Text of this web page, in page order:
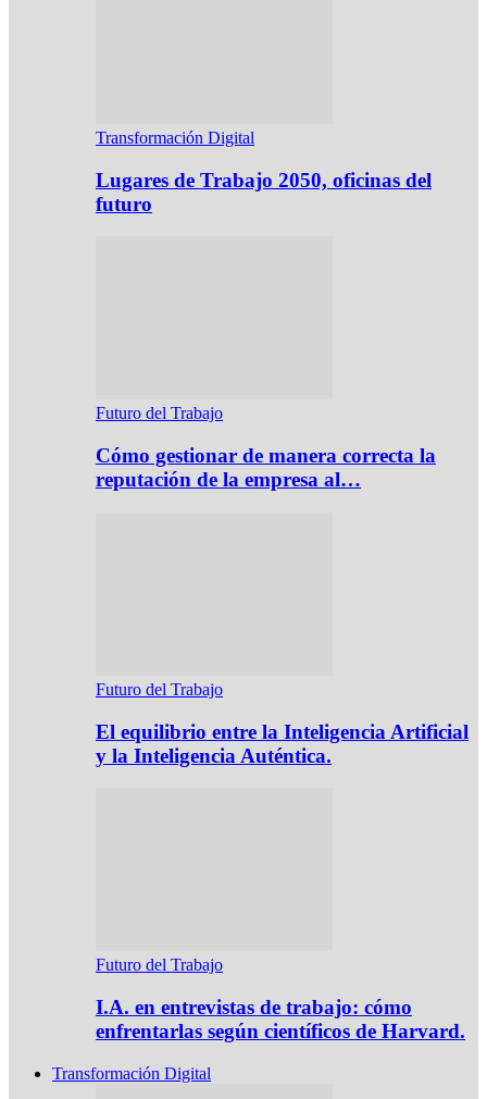
Transformación Digital
Lugares de Trabajo 2050, oficinas del
futuro
Futuro del Trabajo
Cómo gestionar de manera correcta la
reputación de la empresa al…
Futuro del Trabajo
El equilibrio entre la Inteligencia Artificial
y la Inteligencia Auténtica.
Futuro del Trabajo
I.A. en entrevistas de trabajo: cómo
enfrentarlas según científicos de Harvard.
Transformación Digital